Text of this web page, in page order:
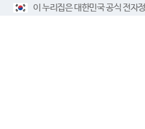
이 누리집은 대한민국 공식 전자